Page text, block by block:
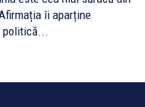
îi aparține
politică...